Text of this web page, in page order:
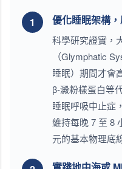
1 優化睡眠架構
科學研究證實，
（Glymphatic
睡眠）期間才會
β-澱粉樣蛋白等
睡眠呼吸中止症
維持每晚 7 至 8
元的基本物理底